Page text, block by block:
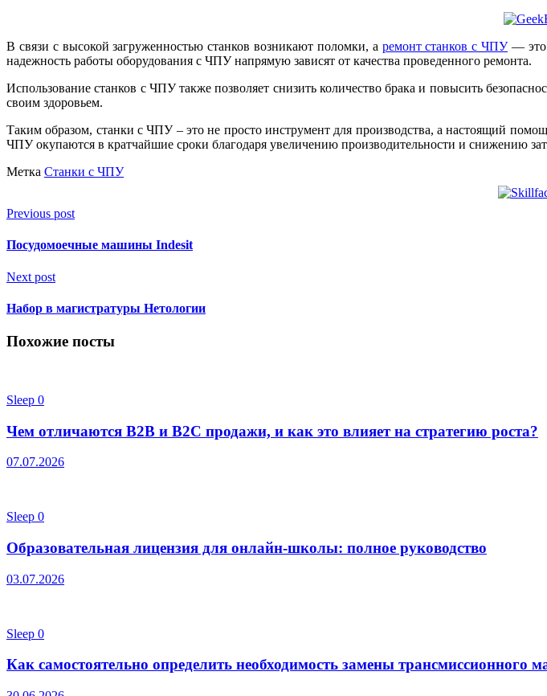
В связи с высокой загруженностью станков возникают поломки, а ремонт станков с ЧПУ— это
надежность работы оборудования с ЧПУ напрямую зависят от качества проведенного ремонта.
Использование станков с ЧПУ также позволяет снизить количество брака и повысить
своим здоровьем.
Таким образом, станки с ЧПУ – это не просто инструмент для производства, а настоящий
ЧПУ окупаются в кратчайшие сроки благодаря увеличению производительности и снижению
Метка Станки с ЧПУ
Previous post
Посудомоечные машины Indesit
Next post
Набор в магистратуры Нетологии
Похожие посты
Sleep 0
Чем отличаются B2B и B2C продажи, и как это влияет на стратегию роста?
07.07.2026
Sleep 0
Образовательная лицензия для онлайн-школы: полное руководство
03.07.2026
Sleep 0
Как самостоятельно определить необходимость замены трансмиссионного